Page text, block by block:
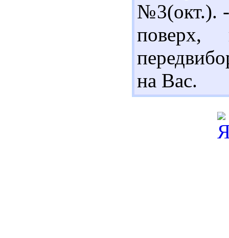
№3(окт.). -
на Вас.